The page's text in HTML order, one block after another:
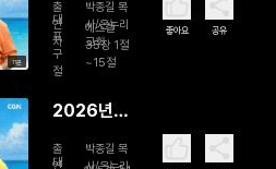
11분
일 질투와
미움에 따
르는 황폐
함의 심판
출
연
자
박종길 목
사/온누리
교회
대
표
구
절
에스겔
35장 1절
~15절
좋아요 공유
2026년
일 화평의
출
박종길 목
대